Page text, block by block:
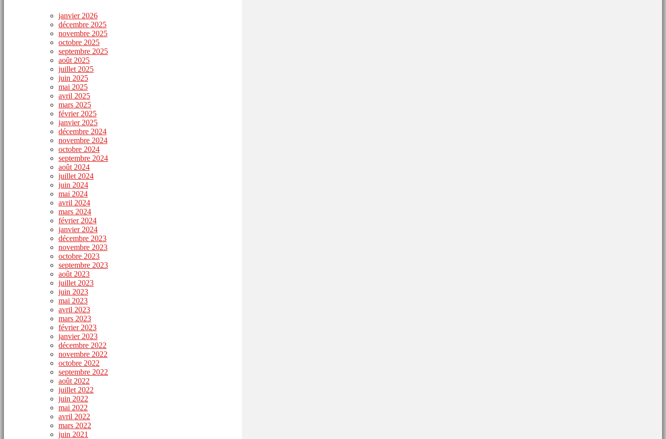
janvier 2026
décembre 2025
novembre 2025
octobre 2025
septembre 2025
août 2025
juillet 2025
juin 2025
mai 2025
avril 2025
mars 2025
février 2025
janvier 2025
décembre 2024
novembre 2024
octobre 2024
septembre 2024
août 2024
juillet 2024
juin 2024
mai 2024
avril 2024
mars 2024
février 2024
janvier 2024
décembre 2023
novembre 2023
octobre 2023
septembre 2023
août 2023
juillet 2023
juin 2023
mai 2023
avril 2023
mars 2023
février 2023
janvier 2023
décembre 2022
novembre 2022
octobre 2022
septembre 2022
août 2022
juillet 2022
juin 2022
mai 2022
avril 2022
mars 2022
juin 2021